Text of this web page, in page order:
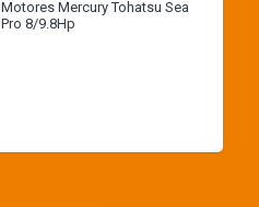
Motores Mercury Tohatsu Sea
Pro 8/9.8Hp